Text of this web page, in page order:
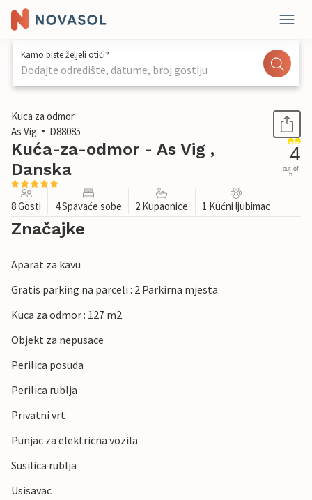
Kamo biste željeli otići?
Dodajte odredište, datume, broj gostiju
1 / 26
Kuca za odmor
As Vig
D88085
Kuća-za-odmor - As Vig ,
Danska
4
out of
5
8 Gosti 4 Spavaće sobe 2 Kupaonice 1 Kućni ljubimac
Značajke
Aparat za kavu
Gratis parking na parceli : 2 Parkirna mjesta
Kuca za odmor : 127 m2
Objekt za nepusace
Perilica posuda
Perilica rublja
Privatni vrt
Punjac za elektricna vozila
Susilica rublja
Usisavac